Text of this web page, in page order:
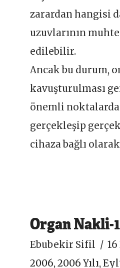
zarardan hangisi
uzuvlarının
edilebilir.
Ancak bu durum,
kavuşturulması
önemli
gerçekleşip
cihaza bağlı
Organ Nakli-1
Ebubekir Sifil
2006,2006 Yılı,